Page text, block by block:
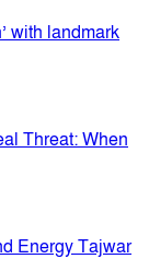
with landmark
Threat: When
Energy Tajwar